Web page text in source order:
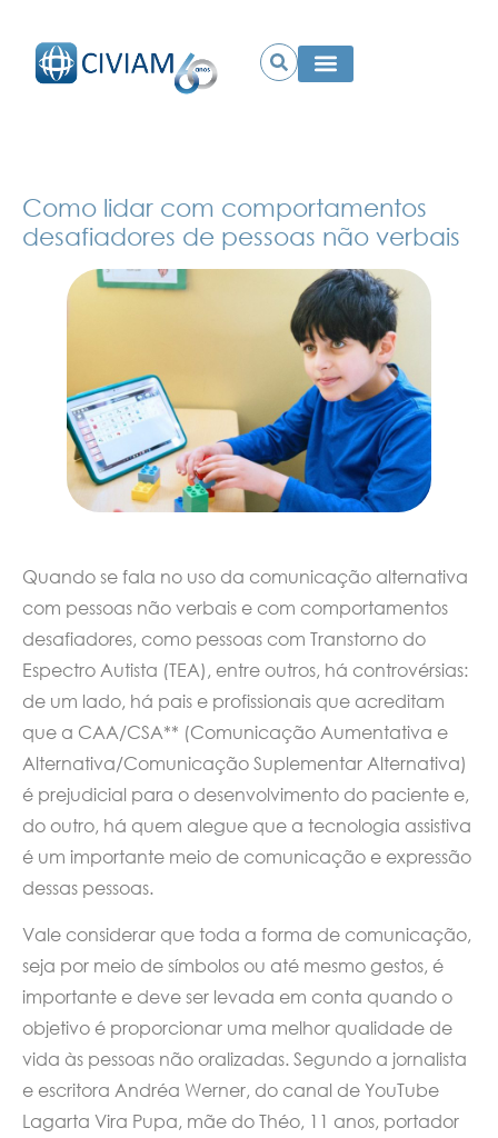
Como lidar com comportamentos
desafiadores de pessoas não verbais
Quando se fala no uso da comunicação alternativa
com pessoas não verbais e com comportamentos
desafiadores, como pessoas com Transtorno do
Espectro Autista (TEA), entre outros, há controvérsias:
de um lado, há pais e profissionais que acreditam
que a CAA/CSA** (Comunicação Aumentativa e
Alternativa/Comunicação Suplementar Alternativa)
é prejudicial para o desenvolvimento do paciente e,
do outro, há quem alegue que a tecnologia assistiva
é um importante meio de comunicação e expressão
dessas pessoas.
Vale considerar que toda a forma de comunicação,
seja por meio de símbolos ou até mesmo gestos, é
importante e deve ser levada em conta quando o
objetivo é proporcionar uma melhor qualidade de
vida às pessoas não oralizadas. Segundo a jornalista
e escritora Andréa Werner, do canal de YouTube
Lagarta Vira Pupa, mãe do Théo, 11 anos, portador